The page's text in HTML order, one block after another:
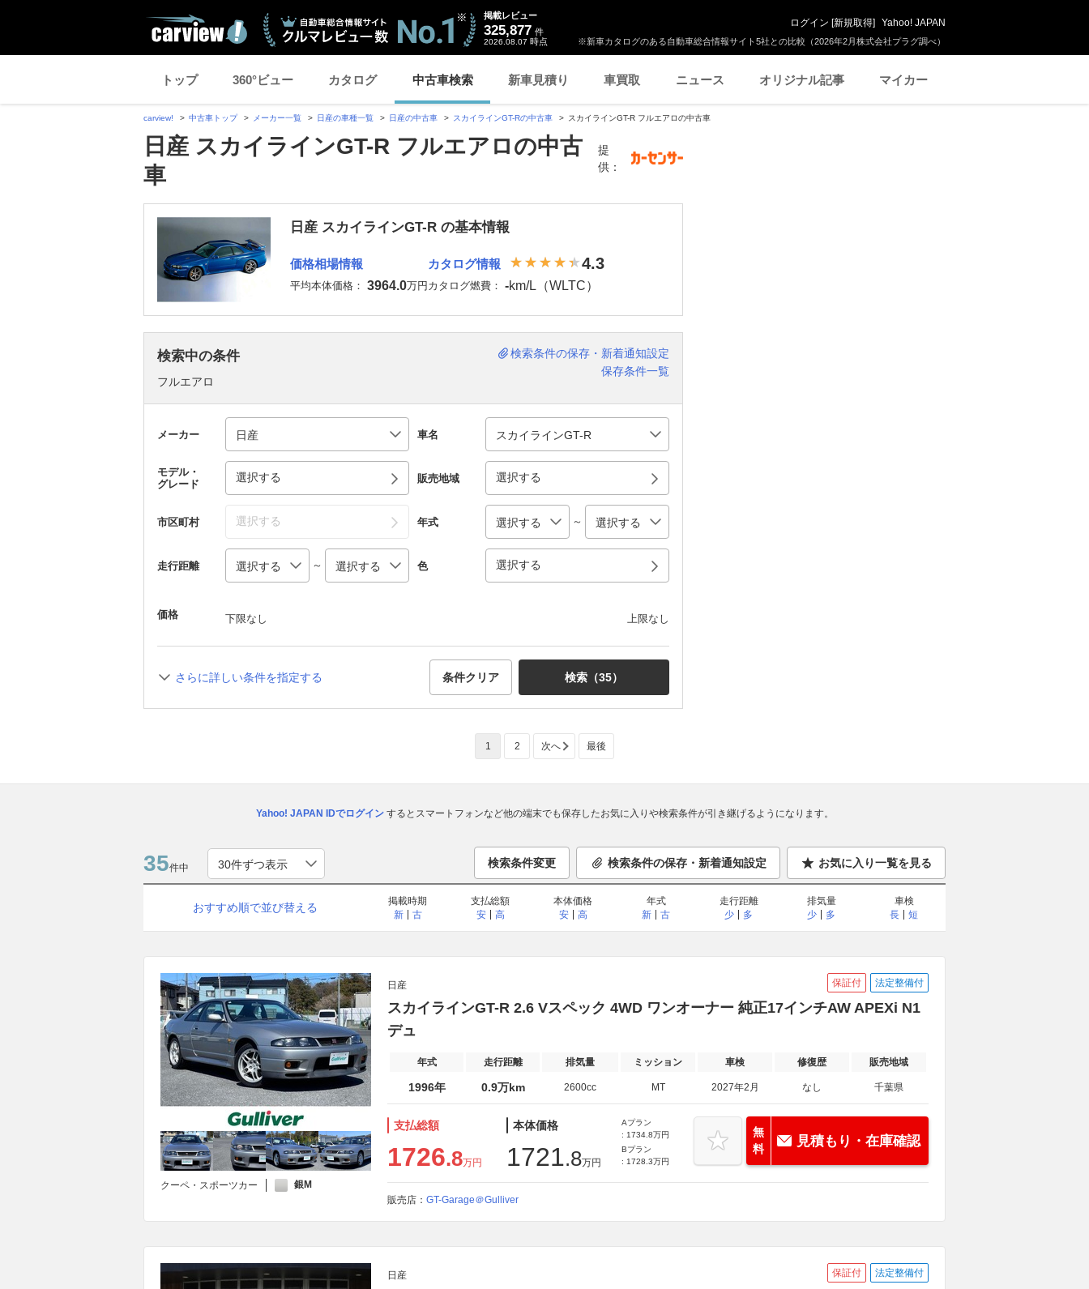
※新車カタログのある自動車総合情報サイト5社との比較（2026年2月株式会社プラグ調べ）
掲載レビュー
325,877 件
2026.08.07 時点
ログイン [新規取得] Yahoo! JAPAN
トップ 360°ビュー カタログ 中古車検索 新車見積り 車買取 ニュース オリジナル記事 マイカー
carview! 中古車トップ メーカー一覧 日産の車種一覧 日産の中古車 スカイラインGT-Rの中古車 スカイラインGT-R フルエアロの中古車
日産 スカイラインGT-R フルエアロの中古
車
提
供：
日産 スカイラインGT-R の基本情報
価格相場情報
平均本体価格： 3964.0万円
カタログ情報 4.3
カタログ燃費： -km/L（WLTC）
検索中の条件
フルエアロ
検索条件の保存・新着通知設定
保存条件一覧
メーカー 車名
モデル・
グレード
選択する 販売地域 選択する
市区町村 選択する 年式 ～
走行距離 ～ 色 選択する
価格 下限なし 上限なし
さらに詳しい条件を指定する 条件クリア 検索（35）
1 2 次へ 最後
Yahoo! JAPAN IDでログインするとスマートフォンなど他の端末でも保存したお気に入りや検索条件が引き継げるようになります。
35件中 検索条件変更 検索条件の保存・新着通知設定 お気に入り一覧を見る
おすすめ順で並び替える
掲載時期
新
古
支払総額
安
高
本体価格
安
高
年式
新
古
走行距離
少
多
排気量
少
多
車検
長
短
クーペ・スポーツカー 銀M
日産 保証付 法定整備付
スカイラインGT-R 2.6 Vスペック 4WD ワンオーナー 純正17インチAW APEXi N1
デュ
年式 走行距離 排気量 ミッション 車検 修復歴 販売地域
1996年 0.9万km 2600cc MT 2027年2月 なし 千葉県
支払総額
1726.8万円
本体価格
1721.8万円
Aプラン
: 1734.8万円
Bプラン
: 1728.3万円
無
料
見積もり・在庫確認
販売店： GT-Garage＠Gulliver
日産 保証付 法定整備付